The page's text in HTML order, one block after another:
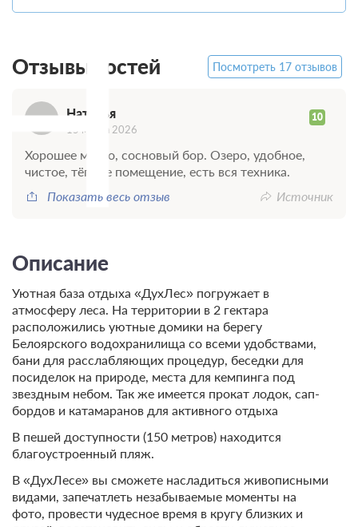
Отзывы гостей Посмотреть 17 отзывов
Наталья 10
15 марта 2026
Хорошее место, сосновый бор. Озеро, удобное,
чистое, тёплое помещение, есть вся техника.
Показать весь отзыв
Источник
Описание
Уютная база отдыха «ДухЛес» погружает в
атмосферу леса. На территории в 2 гектара
расположились уютные домики на берегу
Белоярского водохранилища со всеми удобствами,
бани для расслабляющих процедур, беседки для
посиделок на природе, места для кемпинга под
звездным небом. Так же имеется прокат лодок, сап-
бордов и катамаранов для активного отдыха
В пешей доступности (150 метров) находится
благоустроенный пляж.
В «ДухЛесе» вы сможете насладиться живописными
видами, запечатлеть незабываемые моменты на
фото, провести чудесное время в кругу близких и